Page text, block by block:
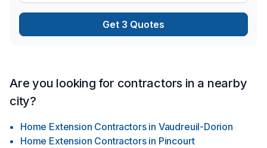
le salon. Notre approche personnalisée nous permet de
comprendre vos aspirations et vos préférences, afin de
créer des designs uniques qui vous correspondent
Get 3 Quotes
Are you looking for contractors in a nearby
city?
Home Extension Contractors in Vaudreuil-Dorion
Home Extension Contractors in Pincourt